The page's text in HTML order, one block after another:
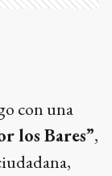
con una
los Bares”,